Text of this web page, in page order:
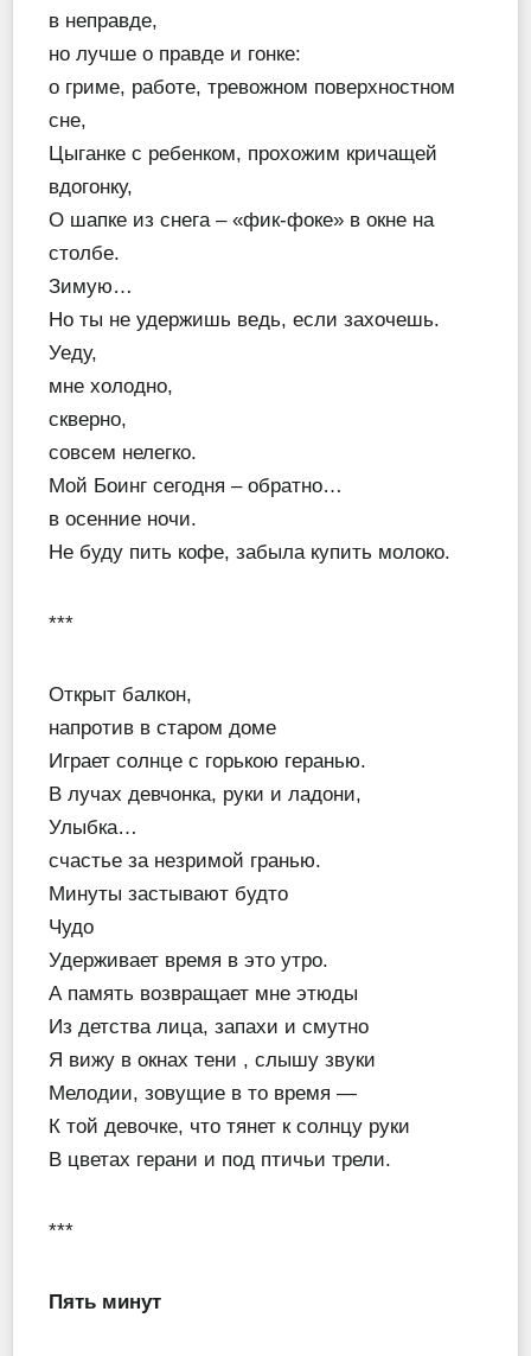
в неправде,
но лучше о правде и гонке:
о гриме, работе, тревожном поверхностном
сне,
Цыганке с ребенком, прохожим кричащей
вдогонку,
О шапке из снега – «фик-фоке» в окне на
столбе.
Зимую…
Но ты не удержишь ведь, если захочешь.
Уеду,
мне холодно,
скверно,
совсем нелегко.
Мой Боинг сегодня – обратно…
в осенние ночи.
Не буду пить кофе, забыла купить молоко.
***
Открыт балкон,
напротив в старом доме
Играет солнце с горькою геранью.
В лучах девчонка, руки и ладони,
Улыбка…
счастье за незримой гранью.
Минуты застывают будто
Чудо
Удерживает время в это утро.
А память возвращает мне этюды
Из детства лица, запахи и смутно
Я вижу в окнах тени , слышу звуки
Мелодии, зовущие в то время —
К той девочке, что тянет к солнцу руки
В цветах герани и под птичьи трели.
***
Пять минут